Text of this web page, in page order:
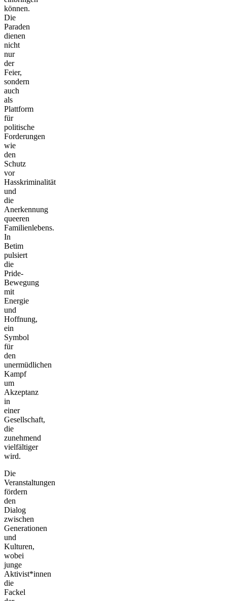
können.
Die
Paraden
dienen
nicht
nur
der
Feier,
sondern
auch
als
Plattform
für
politische
Forderungen
wie
den
Schutz
vor
Hasskriminalität
und
die
Anerkennung
queeren
Familienlebens.
In
Betim
pulsiert
die
Pride-
Bewegung
mit
Energie
und
Hoffnung,
ein
Symbol
für
den
unermüdlichen
Kampf
um
Akzeptanz
in
einer
Gesellschaft,
die
zunehmend
vielfältiger
wird.
Die
Veranstaltungen
fördern
den
Dialog
zwischen
Generationen
und
Kulturen,
wobei
junge
Aktivist*innen
die
Fackel